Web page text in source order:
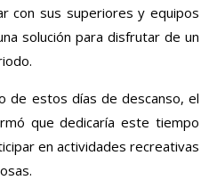
con sus superiores y equipos
solución para disfrutar de un
de estos días de descanso, el
que dedicaría este tiempo
en actividades recreativas